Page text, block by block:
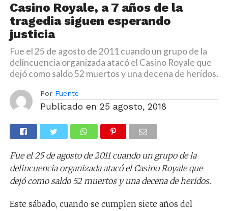
Casino Royale, a 7 años de la
tragedia siguen esperando
justicia
Fue el 25 de agosto de 2011 cuando un grupo de la
delincuencia organizada atacó el Casino Royale que
dejó como saldo 52 muertos y una decena de heridos.
Por Fuente
Publicado en 25 agosto, 2018
Fue el 25 de agosto de 2011 cuando un grupo de la
delincuencia organizada atacó el Casino Royale que
dejó como saldo 52 muertos y una decena de heridos.
Este sábado, cuando se cumplen siete años del